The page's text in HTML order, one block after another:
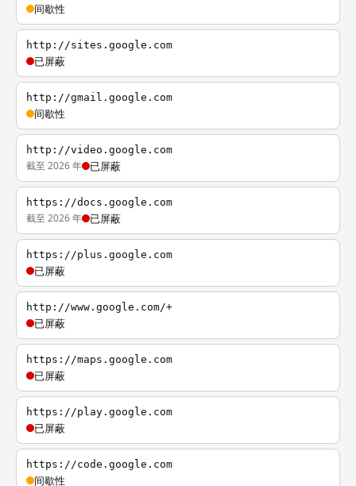
间歇性
http://sites.google.com
已屏蔽
http://gmail.google.com
间歇性
http://video.google.com
截至 2026 年 已屏蔽
https://docs.google.com
截至 2026 年 已屏蔽
https://plus.google.com
已屏蔽
http://www.google.com/+
已屏蔽
https://maps.google.com
已屏蔽
https://play.google.com
已屏蔽
https://code.google.com
间歇性